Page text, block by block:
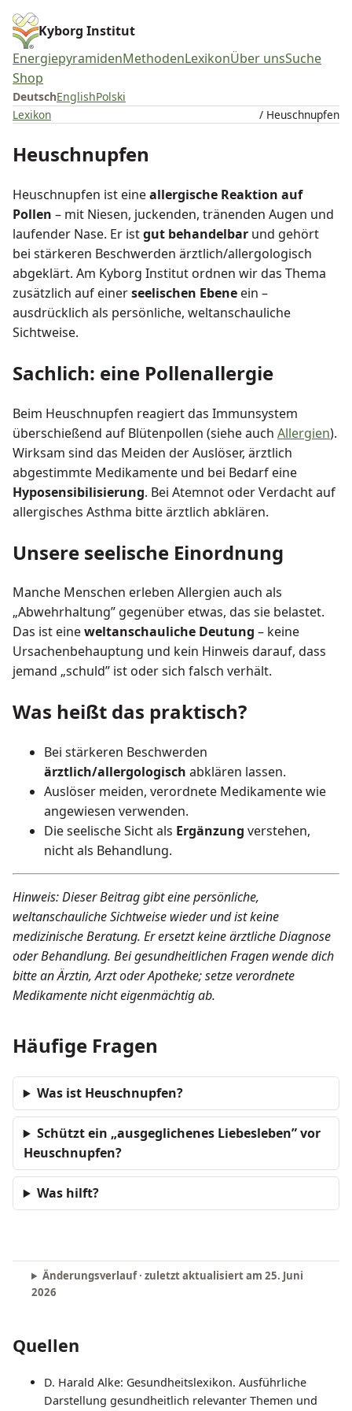
Kyborg Institut
EnergiepyramidenMethodenLexikonÜber unsSuche
Shop
DeutschEnglishPolski
Lexikon
/ Heuschnupfen
Heuschnupfen
Heuschnupfen ist eineallergische Reaktion auf
Pollen – mit Niesen, juckenden, tränenden Augen und
laufender Nase. Er istgut behandelbar und gehört
bei stärkeren Beschwerden ärztlich/allergologisch
abgeklärt. Am Kyborg Institut ordnen wir das Thema
zusätzlich auf einerseelischen Ebene ein –
ausdrücklich als persönliche, weltanschauliche
Sichtweise.
Sachlich: eine Pollenallergie
Beim Heuschnupfen reagiert das Immunsystem
überschießend auf Blütenpollen (siehe auch Allergien).
Wirksam sind das Meiden der Auslöser, ärztlich
abgestimmte Medikamente und bei Bedarf eine
Hyposensibilisierung. Bei Atemnot oder Verdacht auf
allergisches Asthma bitte ärztlich abklären.
Unsere seelische Einordnung
Manche Menschen erleben Allergien auch als
„Abwehrhaltung” gegenüber etwas, das sie belastet.
Das ist eineweltanschauliche Deutung – keine
Ursachenbehauptung und kein Hinweis darauf, dass
jemand „schuld” ist oder sich falsch verhält.
Was heißt das praktisch?
Bei stärkeren Beschwerden
ärztlich/allergologisch abklären lassen.
Auslöser meiden, verordnete Medikamente wie
angewiesen verwenden.
Die seelische Sicht als Ergänzung verstehen,
nicht als Behandlung.
Hinweis: Dieser Beitrag gibt eine persönliche,
weltanschauliche Sichtweise wieder und ist keine
medizinische Beratung. Er ersetzt keine ärztliche Diagnose
oder Behandlung. Bei gesundheitlichen Fragen wende dich
bitte an Ärztin, Arzt oder Apotheke; setze verordnete
Medikamente nicht eigenmächtig ab.
Häufige Fragen
Was ist Heuschnupfen?
Schützt ein „ausgeglichenes Liebesleben” vor
Heuschnupfen?
Was hilft?
Änderungsverlauf · zuletzt aktualisiert am 25. Juni
2026
Quellen
D. Harald Alke: Gesundheitslexikon. Ausführliche
Darstellung gesundheitlich relevanter Themen und